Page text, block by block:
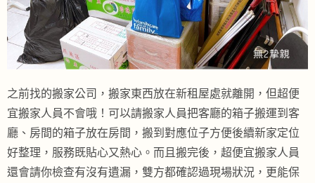
之前找的搬家公司，搬家東西放在新租屋處就離開，但超便
宜搬家人員不會哦！可以請搬家人員把客廳的箱子搬運到客
廳、房間的箱子放在房間，搬到對應位子方便後續新家定位
好整理，服務既貼心又熱心。而且搬完後，超便宜搬家人員
還會請你檢查有沒有遺漏，雙方都確認過現場狀況，更能保